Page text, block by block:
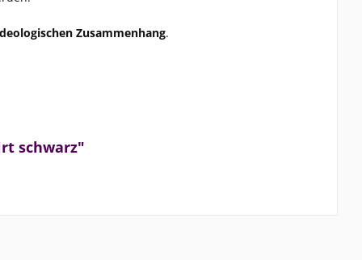
Zusammenhang.
schwarz"